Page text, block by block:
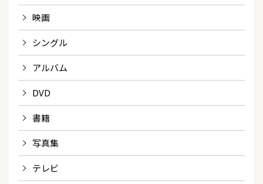
映画
シングル
アルバム
DVD
書籍
写真集
テレビ